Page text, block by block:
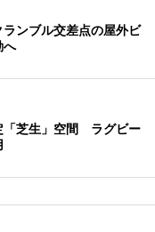
ンブル交差点の屋外ビ
へ
「芝生」空間 ラグビー